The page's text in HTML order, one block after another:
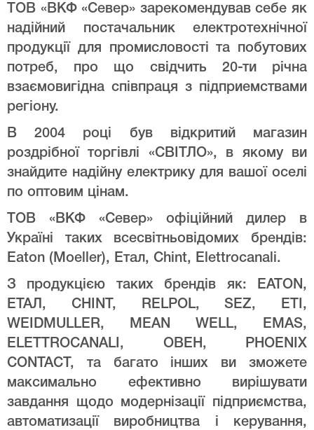
ТОВ «ВКФ «Север» зарекомендував себе як
надійний постачальник електротехнічної
продукції для промисловості та побутових
потреб, про що свідчить 20-ти річна
взаємовигідна співпраця з підприемствами
регіону.
В 2004 році був відкритий магазин
роздрібної торгівлі «СВІТЛО», в якому ви
знайдите надійну електрику для вашої оселі
по оптовим цінам.
ТОВ «ВКФ «Север» офіційний дилер в
Україні таких всесвітньовідомих брендів:
Eaton (Moeller), Етал, Chint, Elettrocanali.
З продукцією таких брендів як: EATON,
ЕТАЛ, CHINT, RELPOL, SEZ, ETI,
WEIDMULLER, MEAN WELL, EMAS,
ELETTROCANALI, ОВЕН, PHOENIX
CONTACT, та багато інших ви зможете
максимально ефективно вирішувати
завдання щодо модернізації підприємства,
автоматизації виробництва і керування,